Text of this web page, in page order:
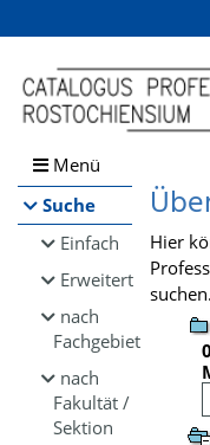
Browsen
direkt zum Inhalt
Menü
Suche
Einfach
Erweitert
nach
Fachgebiet
nach
Fakultät /
Sektion
Hier
suchen.